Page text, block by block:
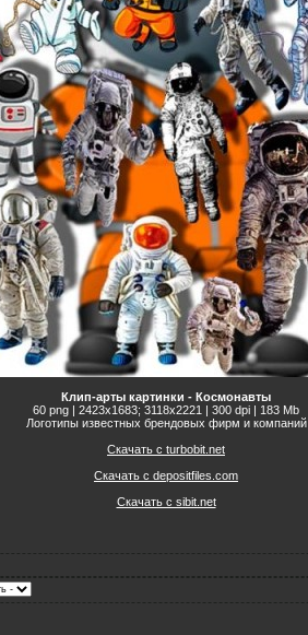
Клип-арты картинки - Космонавты
60 png | 2423x1683; 3118х2221 | 300 dpi | 183 Mb
Логотипы известных брендовых фирм и компаний
Скачать с turbobit.net
Скачать с depositfiles.com
Скачать с sibit.net